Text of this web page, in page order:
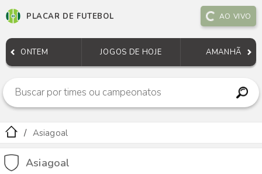
PLACAR DE FUTEBOL AO VIVO
ONTEM JOGOS DE HOJE AMANHÃ
Asiagoal
Asiagoal